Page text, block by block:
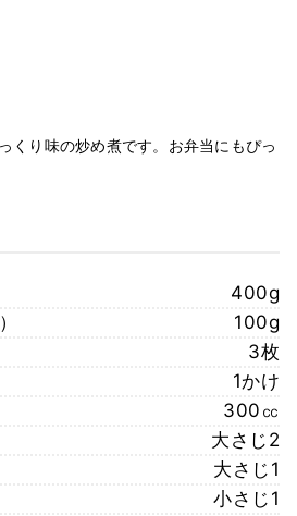
くり味の炒め煮です。お弁当にもぴっ
400g
100g
3枚
1かけ
300㏄
大さじ2
大さじ1
小さじ1